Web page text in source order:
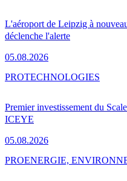
L'aéroport de Leipzig à
déclenche l'alerte
05.08.2026
Premier investissement du
ICEYE
05.08.2026
PROTECHNOLOGIES
PROENERGIE,